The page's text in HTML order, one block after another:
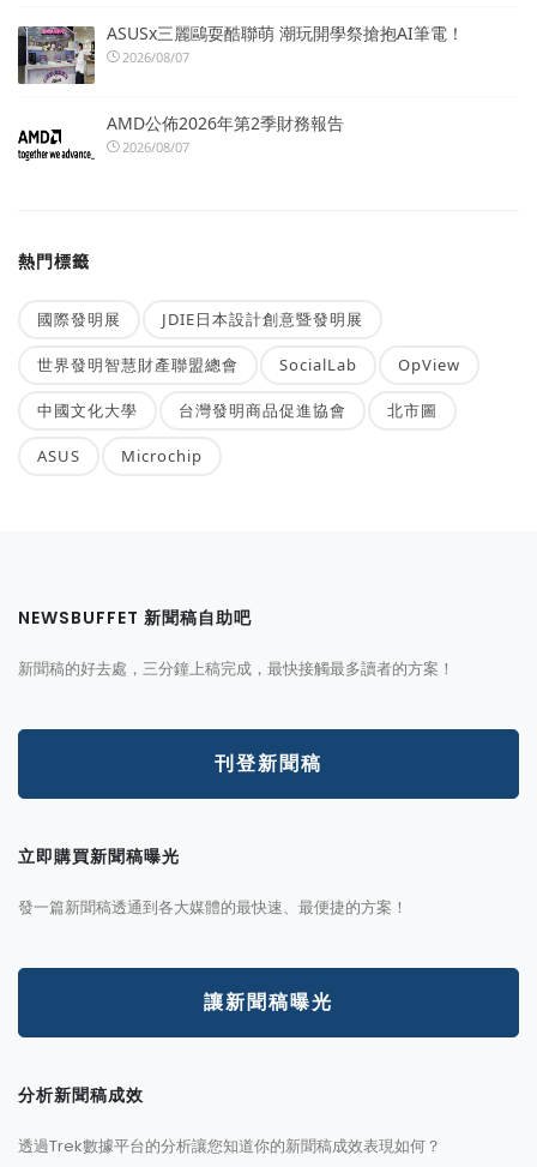
ASUSx三麗鷗耍酷聯萌 潮玩開學祭搶抱AI筆電！
2026/08/07
AMD公佈2026年第2季財務報告
2026/08/07
熱門標籤
國際發明展 JDIE日本設計創意暨發明展
世界發明智慧財產聯盟總會 SocialLab OpView
中國文化大學 台灣發明商品促進協會 北市圖
ASUS Microchip
NEWSBUFFET 新聞稿自助吧
新聞稿的好去處，三分鐘上稿完成，最快接觸最多讀者的方案！
刊登新聞稿
立即購買新聞稿曝光
發一篇新聞稿透通到各大媒體的最快速、最便捷的方案！
讓新聞稿曝光
分析新聞稿成效
透過Trek數據平台的分析讓您知道你的新聞稿成效表現如何？